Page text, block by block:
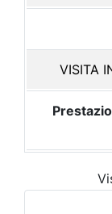
VISITA